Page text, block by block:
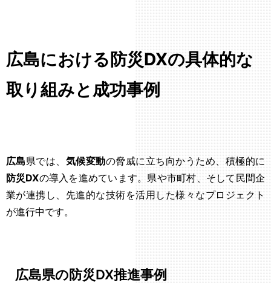
広島における防災DXの具体的な
取り組みと成功事例
広島県では、 気候変動の脅威に立ち向かうため、積極的に
防災DXの導入を進めています。県や市町村、そして民間企
業が連携し、先進的な技術を活用した様々なプロジェクト
が進行中です。
広島県の防災DX推進事例